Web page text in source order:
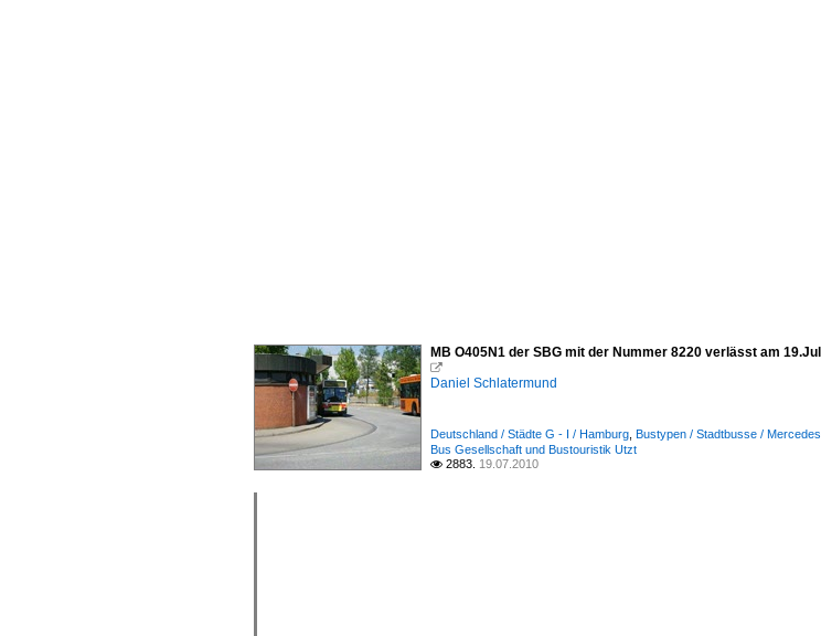
MB O405N1 der SBG mit der Nummer 8220 verlässt am

Daniel Schlatermund
Deutschland / Städte G - I / Hamburg Bustypen / Stadtbusse /
Bus Gesellschaft und Bustouristik Utzt
 2883. 19.07.2010